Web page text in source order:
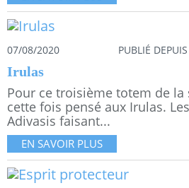
07/08/2020 PUBLIÉ
Irulas
Pour ce troisième totem de la
cette fois pensé aux Irulas.
Adivasis faisant...
EN SAVOIR PLUS